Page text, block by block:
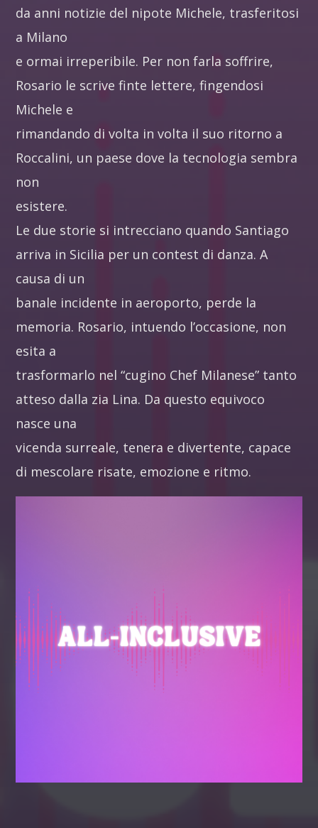
da anni notizie del nipote Michele, trasferitosi
a Milano
e ormai irreperibile. Per non farla soffrire,
Rosario le scrive finte lettere, fingendosi
Michele e
rimandando di volta in volta il suo ritorno a
Roccalini, un paese dove la tecnologia sembra
non
esistere.
Le due storie si intrecciano quando Santiago
arriva in Sicilia per un contest di danza. A
causa di un
banale incidente in aeroporto, perde la
memoria. Rosario, intuendo l’occasione, non
esita a
trasformarlo nel “cugino Chef Milanese” tanto
atteso dalla zia Lina. Da questo equivoco
nasce una
vicenda surreale, tenera e divertente, capace
di mescolare risate, emozione e ritmo.